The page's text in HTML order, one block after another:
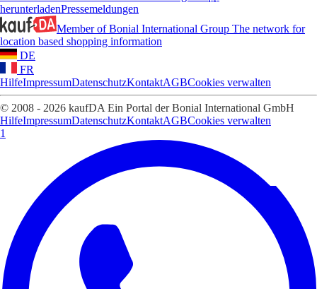
herunterladenPressemeldungen
Member of Bonial International Group The network for
location based shopping information
DE
FR
HilfeImpressumDatenschutzKontaktAGBCookies verwalten
© 2008 - 2026 kaufDA Ein Portal der Bonial International GmbH
HilfeImpressumDatenschutzKontaktAGBCookies verwalten
1